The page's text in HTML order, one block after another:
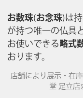
お数珠(お念珠)は
が持つ唯一の仏具
お使いできる 略式
おります。
店舗により展示・在
堂 足立店